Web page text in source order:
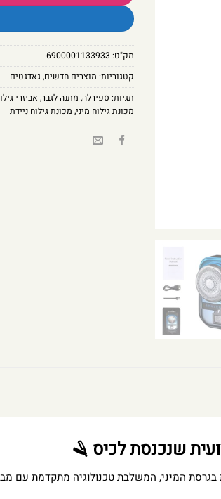
מק"ט: 6900001133933
קטגוריות: מוצרים חדשים,גאדגטים
תגיות: ספירלה, מתנה לגבר, אביזרי
מכונת גילוח מיני, מכונת גילוח ניידת
שנכנסת לכיס 🪒
בגרסת המיני, המשלבת טכנולוגיה מתקדמת עם